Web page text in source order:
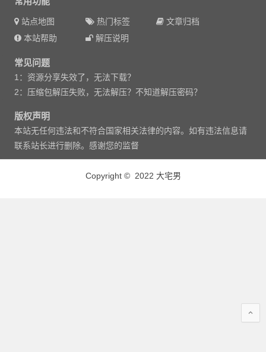
站点地图 热门标签
文章归档
本站帮助
解压说明
常见问题
1：资源分享失效了，无法下载？
2：压缩包解压失败，无法解压？不知道解压密码？
版权声明
本站无任何违法和不符合国家相关法律的内容。如有违法信息请
联系站长进行删除。感谢您的监督
Copyright © 2022 大宅男